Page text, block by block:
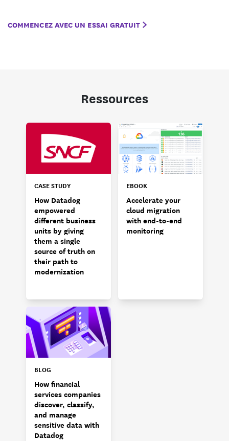
COMMENCEZ AVEC UN ESSAI GRATUIT
Ressources
CASE STUDY
How Datadog
empowered
different business
units by giving
them a single
source of truth on
their path to
modernization
EBOOK
Accelerate your
cloud migration
with end-to-end
monitoring
BLOG
How financial
services companies
discover, classify,
and manage
sensitive data with
Datadog